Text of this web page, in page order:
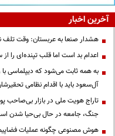
آخرین اخبار
هشدار صنعا به عربستان: وقت تلف
اعدام بد است اما قلب تپنده‌ای را
به همه ثابت می‌شود که دیپلماسی
آل‌سعود باید با اقدام نظامی
تاراج هویت ملی در بازار بی‌صاحب
جنگ، جامعه در حال بی‌حیا شدن
هوش مصنوعی چگونه عملیات